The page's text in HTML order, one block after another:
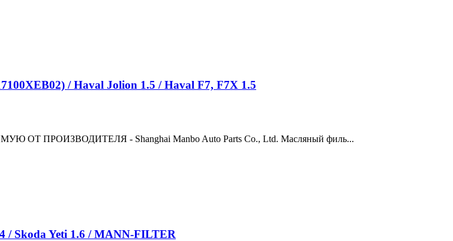
/ Haval Jolion 1.5 / Haval F7, F7X 1.5
- Shanghai Manbo Auto Parts Co., Ltd. Масляный филь...
/ Skoda Yeti 1.6 / MANN-FILTER